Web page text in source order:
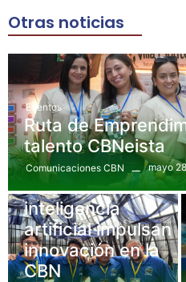
Otras noticias
Eventos
Ruta de
talento CBNeista
Comunicaciones CBN mayo
Uncategorized
Hackatón e
inteligencia
artificial impulsan
innovación en la
CBN